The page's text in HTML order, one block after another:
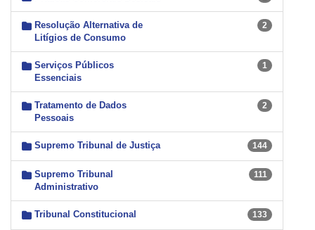
Resolução Alternativa de
Litígios de Consumo
2
Serviços Públicos
Essenciais
1
Tratamento de Dados
Pessoais
2
Supremo Tribunal de Justiça 144
Supremo Tribunal
Administrativo
111
Tribunal Constitucional 133